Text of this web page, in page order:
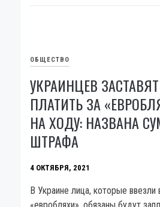
ОБЩЕСТВО
УКРАИНЦЕВ ЗАСТАВЯТ
ПЛАТИТЬ ЗА
НА ХОДУ: НАЗВАНА
ШТРАФА
4 ОКТЯБРЯ, 2021
В Украине лица, которые ввезли